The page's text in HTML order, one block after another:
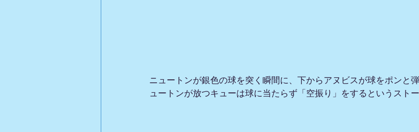
ニュートンが銀色の球を突く瞬間に、下からアヌビスが球をポンと
ュートンが放つキューは球に当たらず「空振り」をするというストー